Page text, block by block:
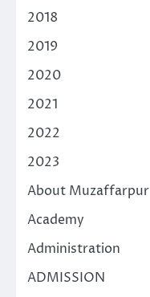
2018
2019
2020
2021
2022
2023
About Muzaffarpur
Academy
Administration
ADMISSION